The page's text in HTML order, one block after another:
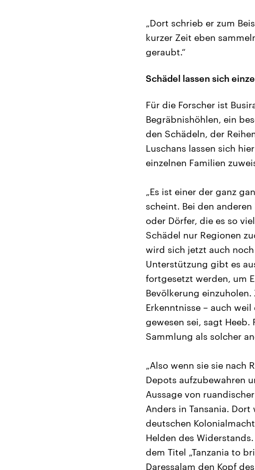
„Dort schrieb er zum
kurzer Zeit eben
geraubt.“
Schädel lassen sich
Für die Forscher ist
Begräbnishöhlen, ein
den Schädeln, der
Luschans lassen sich
einzelnen Familien
„Es ist einer der ganz
scheint. Bei den
oder Dörfer, die es so
Schädel nur Regionen
wird sich jetzt auch
Unterstützung gibt es
fortgesetzt werden, um
Bevölkerung
Erkenntnisse – auch
gewesen sei, sagt
Sammlung als solcher
„Also wenn sie sie nach
Depots aufzubewahren
Aussage von
Anders in Tansania.
deutschen
Helden des
dem Titel „Tanzania to
Daressalam den Kopf